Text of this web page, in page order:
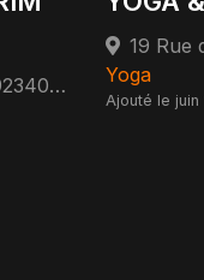
113 Avenue du Général Leclerc 92340 Bourg-la-Reine
Yoga
Ajouté le juin